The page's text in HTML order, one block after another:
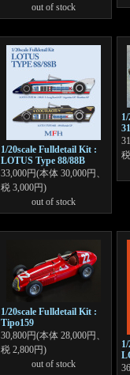
out of stock
1/20scale Fulldetail Kit :
LOTUS Type 88/88B
33,000円(本体 30,000円、
税 3,000円)
out of stock
1/20scale Fulldetail Kit :
Tipo159
30,800円(本体 28,000円、
税 2,800円)
out of stock